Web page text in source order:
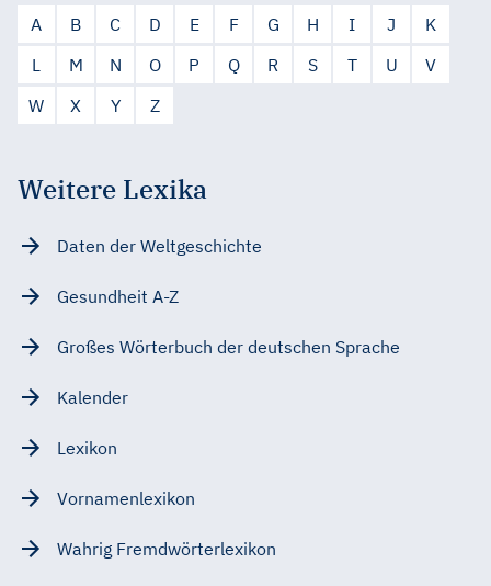
A B C D E F G H I J
K
L
M N O P Q R S T U
V
W
X Y Z
Weitere Lexika
Daten der Weltgeschichte
Gesundheit A-Z
Großes Wörterbuch der deutschen Sprache
Kalender
Lexikon
Vornamenlexikon
Wahrig Fremdwörterlexikon